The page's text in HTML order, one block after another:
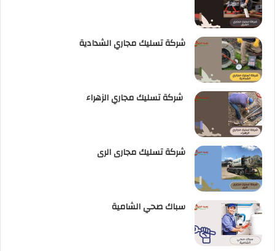
شركة تسليك مجاري الشدادية
شركة تسليك مجاري الزهراء
شركة تسليك مجارى الرى
سباك صحي الشامية